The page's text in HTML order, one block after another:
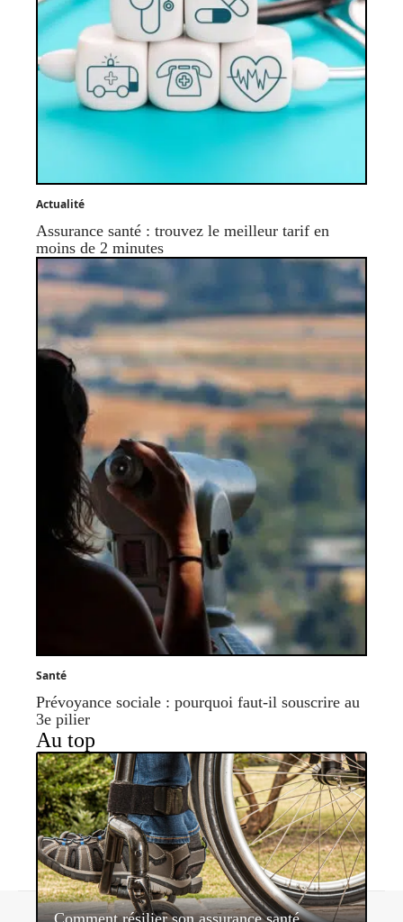
Actualité
Assurance santé : trouvez le meilleur tarif en
moins de 2 minutes
Santé
Prévoyance sociale : pourquoi faut-il souscrire au
3e pilier
Au top
Contact Mentions légales Sitemap